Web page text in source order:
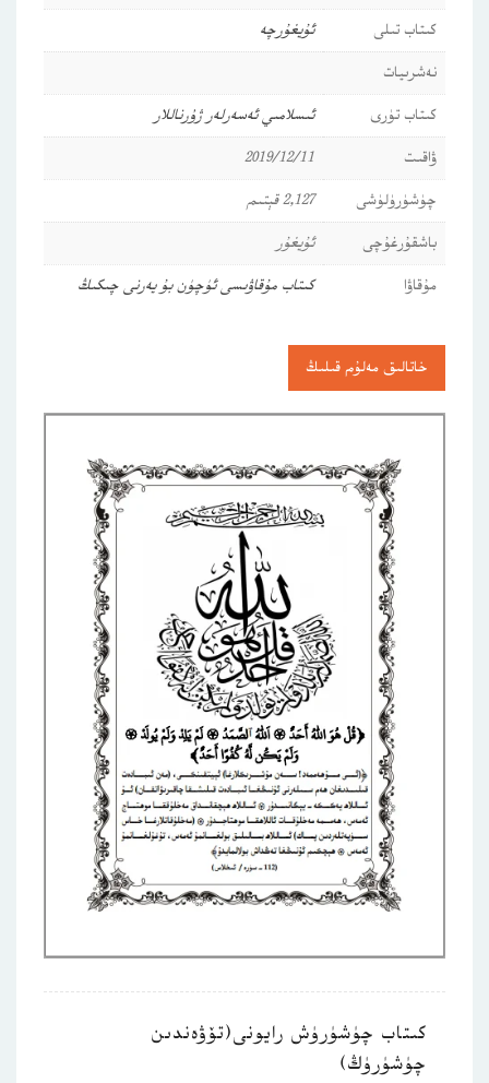
كىتاب تىلى
ئۇيغۇرچە
نەشرىيات
كىتاب تۈرى
ئىسلامىي ئەسەرلەر ژۇرناللار
ۋاقىت
2019/12/11
چۈشۈرۈلۈشى
2,127 قېتىم
باشقۇرغۇچى
ئۇيغۇر
مۇقاۋا
كىتاب مۇقاۋىسى ئۈچۈن بۇ يەرنى چىكىڭ
خاتالىق مەلۇم قىلىڭ
كىتاب چۈشۈرۈش رايونى(تۆۋەندىن
چۈشۈرۈڭ)